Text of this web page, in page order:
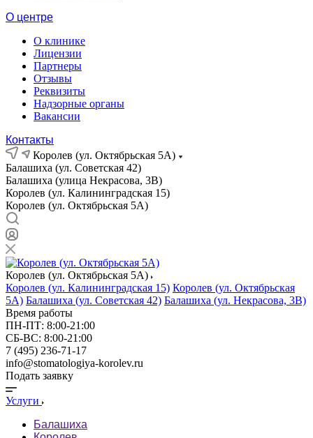
О центре
О клинике
Лицензии
Партнеры
Отзывы
Реквизиты
Надзорные органы
Вакансии
Контакты
Королев (ул. Октябрьская 5А)
Балашиха (ул. Советская 42)
Балашиха (улица Некрасова, 3В)
Королев (ул. Калининградская 15)
Королев (ул. Октябрьская 5А)
Королев (ул. Октябрьская 5А)
Королев (ул. Калининградская 15) Королев (ул. Октябрьская
5А) Балашиха (ул. Советская 42) Балашиха (ул. Некрасова, 3В)
Время работы
ПН-ПТ: 8:00-21:00
СБ-ВС: 8:00-21:00
7 (495) 236-71-17
info@stomatologiya-korolev.ru
Подать заявку
Услуги
Балашиха